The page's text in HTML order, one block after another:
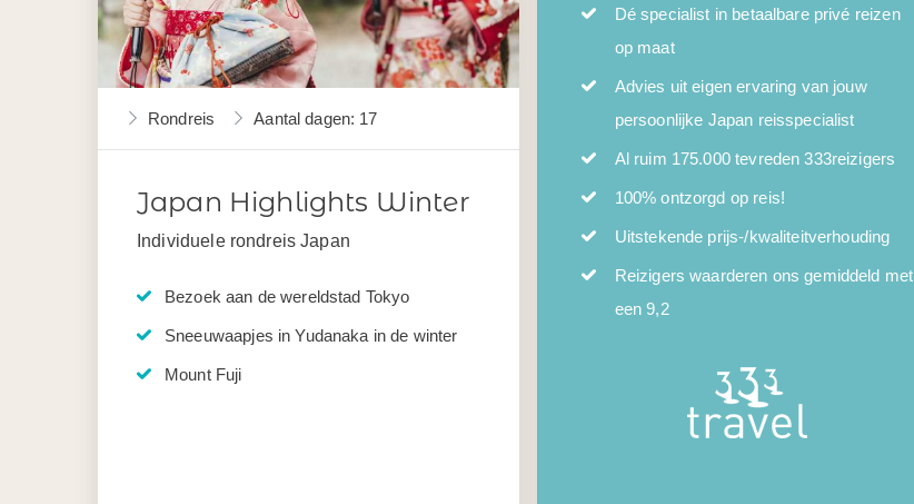
Rondreis Aantal dagen: 17
Japan Highlights Winter
Individuele rondreis Japan
Bezoek aan de wereldstad Tokyo
Sneeuwaapjes in Yudanaka in de winter
Mount Fuji
Dé specialist in betaalbare privé reizen
op maat
Advies uit eigen ervaring van jouw
persoonlijke Japan reisspecialist
Al ruim 175.000 tevreden 333reizigers
100% ontzorgd op reis!
Uitstekende prijs-/kwaliteitverhouding
Reizigers waarderen ons gemiddeld met
een 9,2